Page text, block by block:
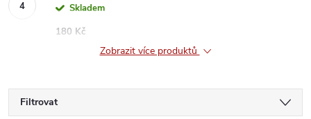
Skladem
180 Kč
Zobrazit více produktů
Filtrovat